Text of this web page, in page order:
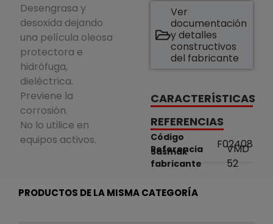
Desengrasa y
desoxida dejando
una película oleosa
protectora e
hidrófuga,
dieléctrica.
Previene la
corrosión.
No lo utilice en
equipos activos.
Ver
documentación
y detalles
constructivos
del fabricante
CARACTERÍSTICAS
REFERENCIAS
Código
Sasmak
F02408
Referencia
fabricante
VMD
52
PRODUCTOS DE LA MISMA CATEGORÍA